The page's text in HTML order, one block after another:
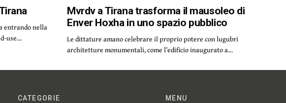
entrando nella
use…
Mvrdv a Tirana trasforma il mausoleo di
Enver Hoxha in uno spazio pubblico
Le dittature amano celebrare il proprio potere con lugubri
architetture monumentali, come l’edificio inaugurato a…
CATEGORIE MENU